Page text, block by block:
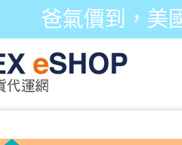
爸氣價到，美